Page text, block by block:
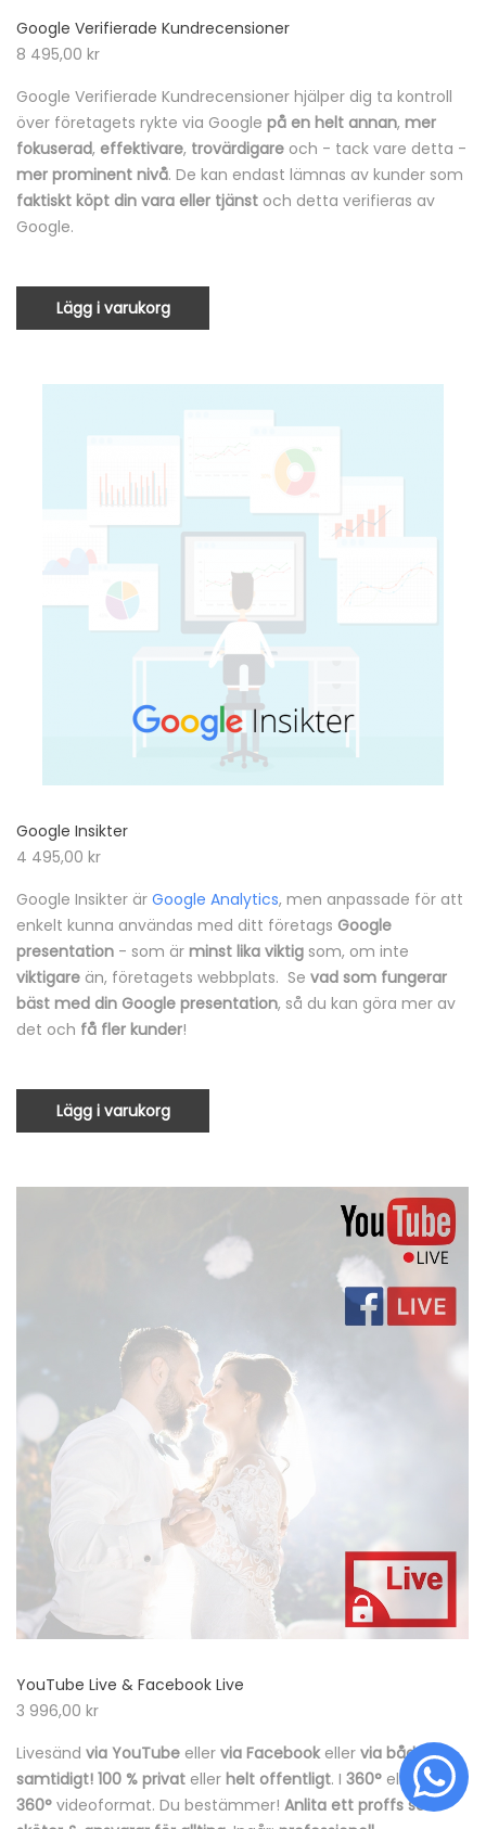
Google Verifierade Kundrecensioner
8 495,00 kr
Google Verifierade Kundrecensioner hjälper dig ta kontroll
över företagets rykte via Google på en helt annan, mer
fokuserad, effektivare, trovärdigare och - tack vare detta -
mer prominent nivå. De kan endast lämnas av kunder som
faktiskt köpt din vara eller tjänst och detta verifieras av
Google.
Lägg i varukorg
Google Insikter
4 495,00 kr
Google Insikter är Google Analytics, men anpassade för att
enkelt kunna användas med ditt företags Google
presentation - som är minst lika viktig som, om inte
viktigare än, företagets webbplats. Se vad som fungerar
bäst med din Google presentation, så du kan göra mer av
det och få fler kunder!
Lägg i varukorg
YouTube Live & Facebook Live
3 996,00 kr
Livesänd via YouTube eller via Facebook eller via båda
samtidigt! 100 % privat eller helt offentligt. I 360° ellericke-
360° videoformat. Du bestämmer! Anlita ett proffs som